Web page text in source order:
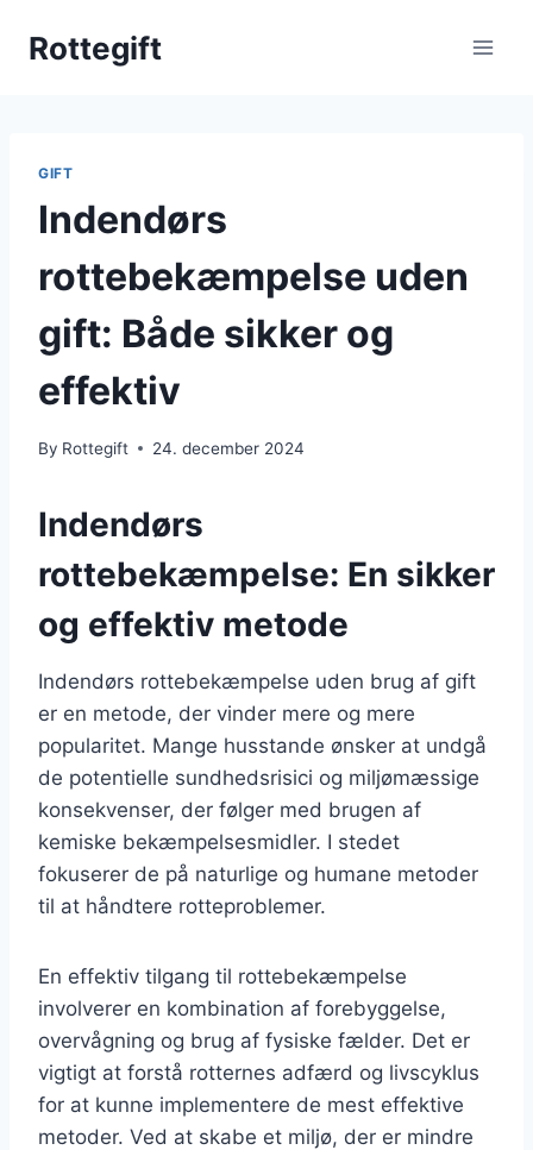
Rottegift
GIFT
Indendørs
rottebekæmpelse uden
gift: Både sikker og
effektiv
By Rottegift 24. december 2024
Indendørs
rottebekæmpelse: En sikker
og effektiv metode
Indendørs rottebekæmpelse uden brug af gift
er en metode, der vinder mere og mere
popularitet. Mange husstande ønsker at undgå
de potentielle sundhedsrisici og miljømæssige
konsekvenser, der følger med brugen af
kemiske bekæmpelsesmidler. I stedet
fokuserer de på naturlige og humane metoder
til at håndtere rotteproblemer.
En effektiv tilgang til rottebekæmpelse
involverer en kombination af forebyggelse,
overvågning og brug af fysiske fælder. Det er
vigtigt at forstå rotternes adfærd og livscyklus
for at kunne implementere de mest effektive
metoder. Ved at skabe et miljø, der er mindre